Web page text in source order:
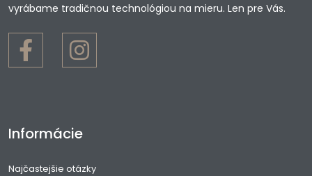
vyrábame tradičnou technológiou na mieru. Len pre Vás.
Informácie
Najčastejšie otázky